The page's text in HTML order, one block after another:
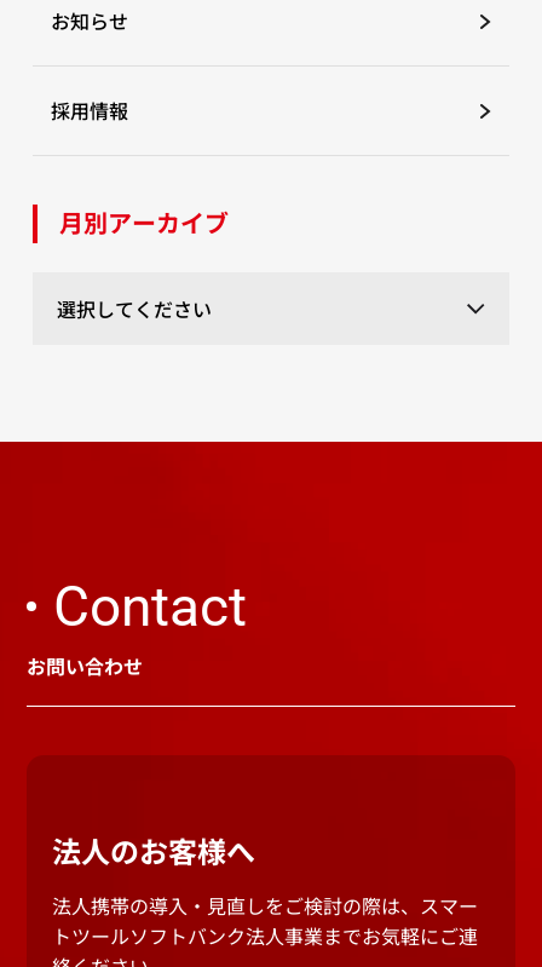
お知らせ
採用情報
月別アーカイブ
Contact
お問い合わせ
法人のお客様へ
法人携帯の導入・見直しをご検討の際は、スマー
トツールソフトバンク法人事業までお気軽にご連